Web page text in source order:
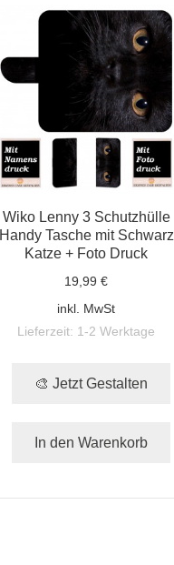
Wiko Lenny 3 Schutzhülle
Handy Tasche mit Schwarz
Katze + Foto Druck
19,99 €
inkl. MwSt
Lieferzeit: 1-2 Werktage
🎨 Jetzt Gestalten
In den Warenkorb